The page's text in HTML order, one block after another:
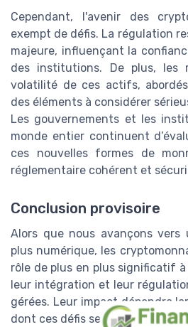
Cependant, l'avenir des
exempt de défis. La régulation
majeure, influençant la
des institutions. De plus, les
volatilité de ces actifs,
des éléments à considérer
Les gouvernements et les
monde entier continuent
ces nouvelles formes de
réglementaire cohérent et
Conclusion provisoire
Alors que nous avançons vers
plus numérique, les
rôle de plus en plus significatif
leur intégration et leur
gérées. Leur impact dépendra
dont ces défis seront relevés